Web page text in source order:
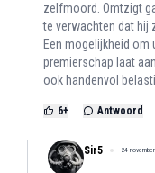
zelfmoord. Omtzigt
te verwachten dat hij
Een mogelijkheid om
premierschap laat
ook handenvol
6+ Antwoord
Sir5 24